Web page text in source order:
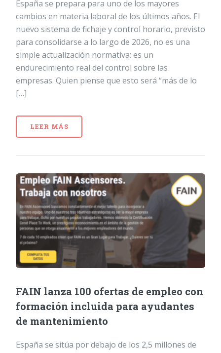
España se prepara para uno de los mayores
cambios en materia laboral de los últimos años. El
nuevo sistema de fichaje y control horario, previsto
para consolidarse a lo largo de 2026, no es una
simple actualización normativa: es un
endurecimiento real del control sobre las
empresas. Quien piense que esto será “más de lo
[…]
LEER MÁS
FAIN lanza 100 ofertas de empleo con
formación incluida para ayudantes
de mantenimiento
España se sitúa por debajo de los 2,5 millones de